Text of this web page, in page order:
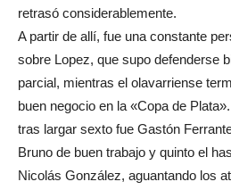
retrasó considerablemente.
A partir de allí, fue una constante
sobre Lopez, que supo defenderse
parcial, mientras el olavarriense
buen negocio en la «Copa de
tras largar sexto fue Gastón
Bruno de buen trabajo y quinto el
Nicolás González, aguantando los